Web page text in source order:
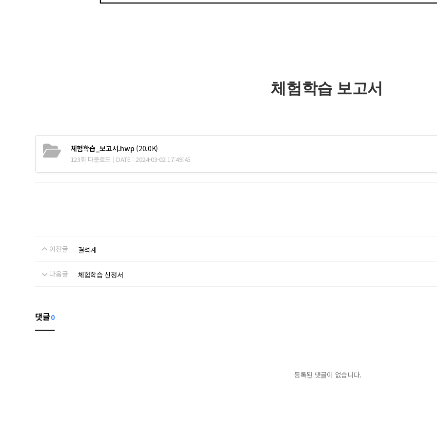
체험학습 보고서
체험학습_보고서.hwp (20.0K)
123회 다운로드 | DATE : 2024-03-02 17:49:45
이전글 결석계
다음글 체험학습 신청서
댓글0
등록된 댓글이 없습니다.